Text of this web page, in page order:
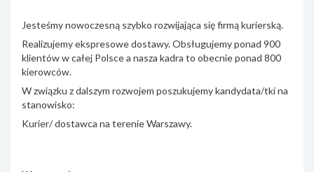
Jesteśmy nowoczesną szybko rozwijająca się firmą kurierską.
Realizujemy ekspresowe dostawy. Obsługujemy ponad 900
klientów w całej Polsce a nasza kadra to obecnie ponad 800
kierowców.
W związku z dalszym rozwojem poszukujemy kandydata/tki na
stanowisko:
Kurier/ dostawca na terenie Warszawy.